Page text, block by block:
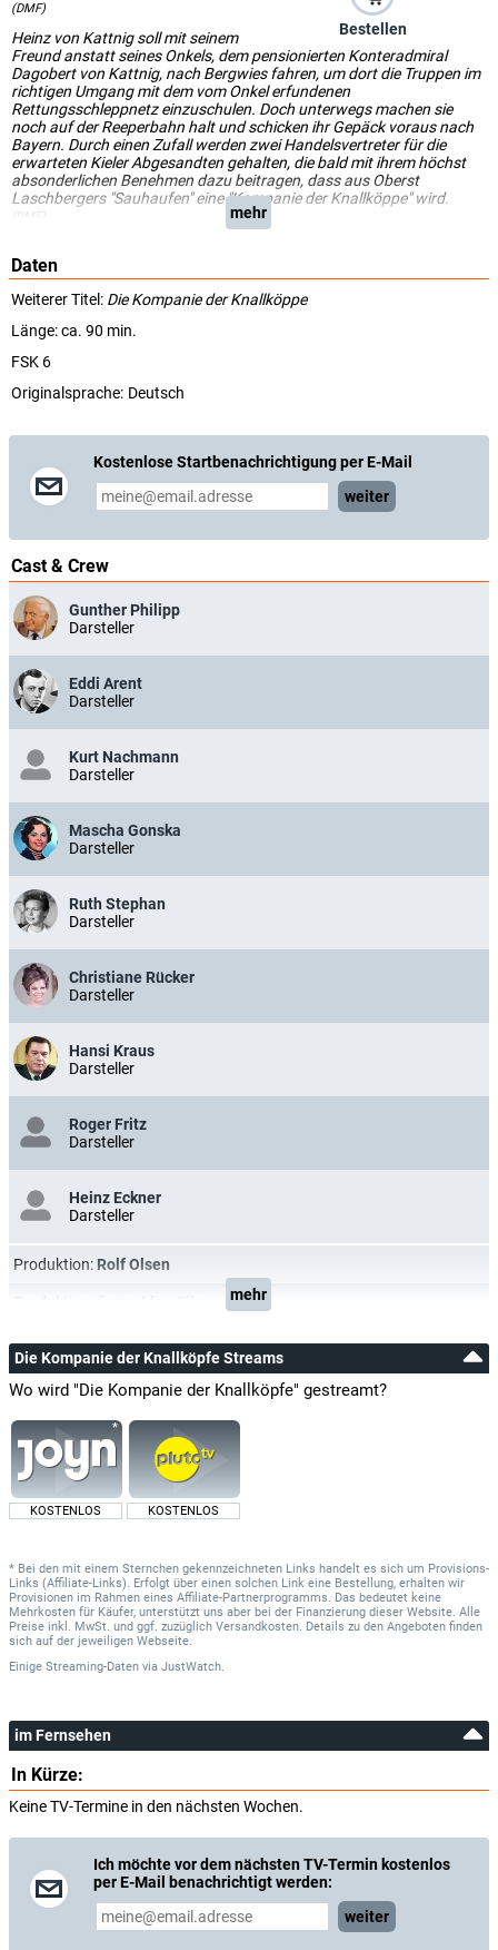
Bestellen
(DMF)
Heinz von Kattnig soll mit seinem
Freund anstatt seines Onkels, dem pensionierten Konteradmiral
Dagobert von Kattnig, nach Bergwies fahren, um dort die Truppen im
richtigen Umgang mit dem vom Onkel erfundenen
Rettungsschleppnetz einzuschulen. Doch unterwegs machen sie
noch auf der Reeperbahn halt und schicken ihr Gepäck voraus nach
Bayern. Durch einen Zufall werden zwei Handelsvertreter für die
erwarteten Kieler Abgesandten gehalten, die bald mit ihrem höchst
absonderlichen Benehmen dazu beitragen, dass aus Oberst
Laschbergers "Sauhaufen" eine "Kompanie der Knallköppe" wird.
(DMF) mehr
Daten
Weiterer Titel: Die Kompanie der Knallköppe
Länge: ca. 90 min.
FSK 6
Originalsprache: Deutsch
Kostenlose Startbenachrichtigung per E-Mail
weiter
Cast & Crew
Gunther Philipp
Darsteller
Eddi Arent
Darsteller
Kurt Nachmann
Darsteller
Mascha Gonska
Darsteller
Ruth Stephan
Darsteller
Christiane Rücker
Darsteller
Hansi Kraus
Darsteller
Roger Fritz
Darsteller
Heinz Eckner
Darsteller
Produktion: Rolf Olsen
mehr
Die Kompanie der Knallköpfe Streams
Wo wird "Die Kompanie der Knallköpfe" gestreamt?
KOSTENLOS KOSTENLOS
* Bei den mit einem Sternchen gekennzeichneten Links handelt es sich um Provisions-
Links (Affiliate-Links). Erfolgt über einen solchen Link eine Bestellung, erhalten wir
Provisionen im Rahmen eines Affiliate-Partnerprogramms. Das bedeutet keine
Mehrkosten für Käufer, unterstützt uns aber bei der Finanzierung dieser Website. Alle
Preise inkl. MwSt. und ggf. zuzüglich Versandkosten. Details zu den Angeboten finden
sich auf der jeweiligen Webseite.
Einige Streaming-Daten via JustWatch.
im Fernsehen
In Kürze:
Keine TV-Termine in den nächsten Wochen.
Ich möchte vor dem nächsten TV-Termin kostenlos
per E-Mail benachrichtigt werden:
weiter